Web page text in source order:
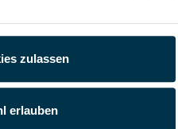
zulassen
erlauben
Unbefristetes
Vollzeitarbeitsplatz